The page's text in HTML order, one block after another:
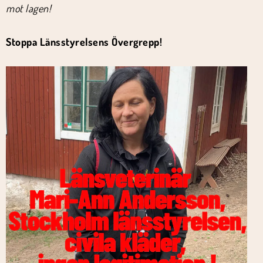
mot lagen!
Stoppa Länsstyrelsens Övergrepp!